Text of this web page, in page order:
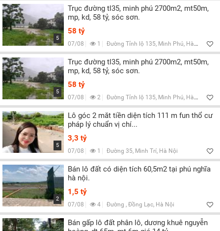
5
Trục đường tl35, minh phú 2700m2, mt50m,
mp, kd, 58 tỷ, sóc sơn.
58 tỷ
07/08 1 Đường Tỉnh lộ 135, Minh Phú, Hà Nội
5
Trục đường tl35, minh phú 2700m2, mt50m,
mp, kd, 58 tỷ, sóc sơn.
58 tỷ
07/08 2 Đường Tỉnh lộ 135, Minh Phú, Hà Nội
5
Lô góc 2 măt tiền diện tích 111 m fun thổ cư
pháp lý chuẩn vị chí...
3,3 tỷ
07/08 1 Đường 35, Minh Trí, Hà Nội
2
Bán lô đất có diện tích 60,5m2 tại phú nghĩa
hà nội.
1,5 tỷ
07/08 4 Đường , Đồng Lạc, Hà Nội
Bán gấp lô đất phân lô, dương khuê nguyễn